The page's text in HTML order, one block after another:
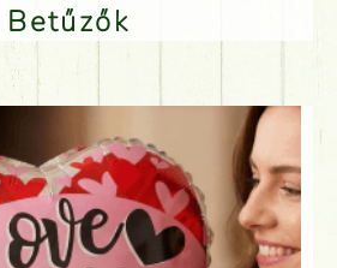
Betűzők